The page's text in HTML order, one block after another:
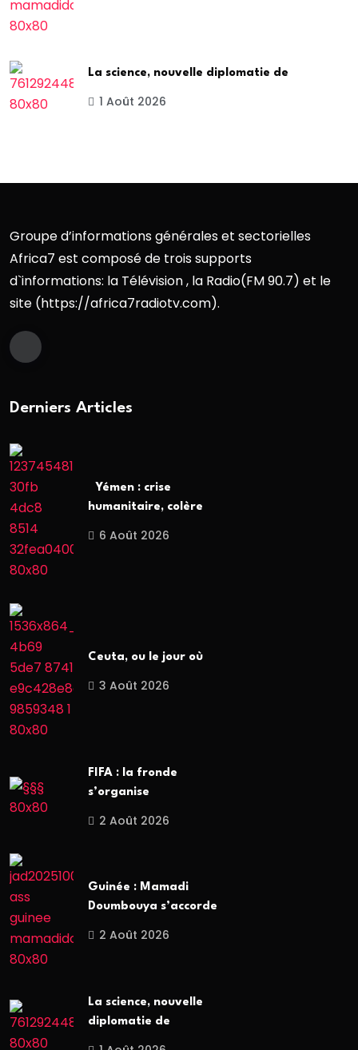
La science, nouvelle diplomatie de
1 Août 2026
Groupe d’informations générales et sectorielles
Africa7 est composé de trois supports
d`informations: la Télévision , la Radio(FM 90.7) et le
site (https://africa7radiotv.com).
Derniers Articles
Yémen : crise
humanitaire, colère
6 Août 2026
Ceuta, ou le jour où
3 Août 2026
FIFA : la fronde
s’organise
2 Août 2026
Guinée : Mamadi
Doumbouya s’accorde
2 Août 2026
La science, nouvelle
diplomatie de